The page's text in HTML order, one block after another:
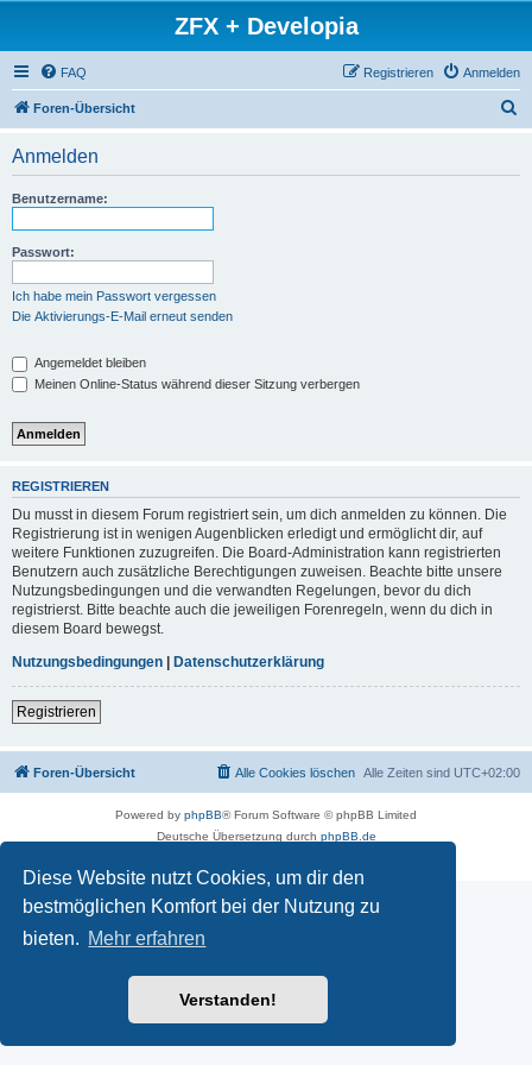
Diese Website nutzt Cookies, um dir den
bestmöglichen Komfort bei der Nutzung zu
bieten. Mehr erfahren
Verstanden!
ZFX + Developia
FAQ Anmelden
Registrieren
Foren-Übersicht
Anmelden
Benutzername:
Passwort:
Ich habe mein Passwort vergessen
Die Aktivierungs-E-Mail erneut senden
Angemeldet bleiben
Meinen Online-Status während dieser Sitzung verbergen
REGISTRIEREN
Du musst in diesem Forum registriert sein, um dich anmelden zu können. Die
Registrierung ist in wenigen Augenblicken erledigt und ermöglicht dir, auf
weitere Funktionen zuzugreifen. Die Board-Administration kann registrierten
Benutzern auch zusätzliche Berechtigungen zuweisen. Beachte bitte unsere
Nutzungsbedingungen und die verwandten Regelungen, bevor du dich
registrierst. Bitte beachte auch die jeweiligen Forenregeln, wenn du dich in
diesem Board bewegst.
Nutzungsbedingungen | Datenschutzerklärung
Registrieren
Foren-Übersicht Alle Zeiten sind UTC+02:00
Alle Cookies löschen
Powered by phpBB® Forum Software © phpBB Limited
Deutsche Übersetzung durch phpBB.de